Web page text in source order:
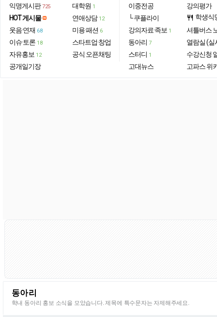
익명게시판 725
HOT 게시물
웃음·연재 68
이슈·토론 18
자유홍보 12
공개일기장
대학원 1
연애상담 12
미용·패션 6
스타트업·창업
공식 오픈채팅
이중전공
└ 쿠플라이
강의자료·족보 1
동아리 7
스터디 1
고대뉴스
강의평가
restaurant 학생식
셔틀버스
열람실 (실
수강신청
고파스 위
동아리
학내 동아리 홍보 소식을 모았습니다. 제목에 특수문자는 자제해주세요.